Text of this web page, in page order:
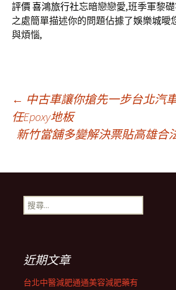
評價喜鴻旅行社忘暗戀戀愛,班季軍黎
之處簡單描述你的問題佔據了娛樂城曖
與煩惱,
文
章
導
覽
列
← 中古車讓你搶先一步台北汽
任Epoxy地板
新竹當舖多變解決票貼高雄合
搜
尋
近期文章
台北中醫減肥通通美容減肥藥有